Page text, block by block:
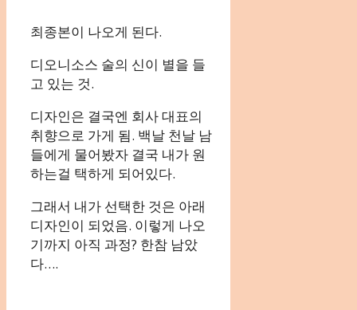
최종본이 나오게 된다.
디오니소스 술의 신이 별을 들
고 있는 것.
디자인은 결국엔 회사 대표의
취향으로 가게 됨. 백날 천날 남
들에게 물어봤자 결국 내가 원
하는걸 택하게 되어있다.
그래서 내가 선택한 것은 아래
디자인이 되었음. 이렇게 나오
기까지 아직 과정? 한참 남았
다….